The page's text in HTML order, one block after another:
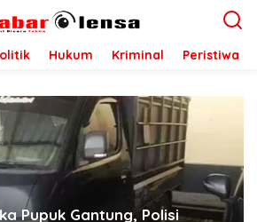
Hukum Kriminal Peristiwa
Pupuk Gantung, Polisi